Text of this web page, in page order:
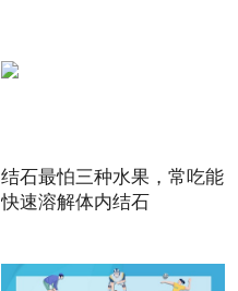
结石最怕三种水果，常吃能
快速溶解体内结石